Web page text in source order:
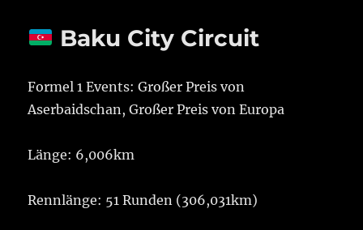
Baku City Circuit
Formel 1 Events: Großer Preis von
Aserbaidschan, Großer Preis von Europa
Länge: 6,006km
Rennlänge: 51 Runden (306,031km)